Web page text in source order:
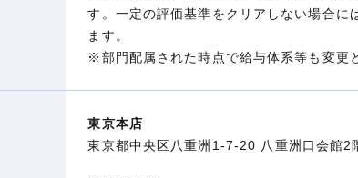
す。一定の評価基準をクリアしない場合に
ます。
※部門配属された時点で給与体系等も変更
東京本店
東京都中央区八重洲1-7-20 八重洲口会館2